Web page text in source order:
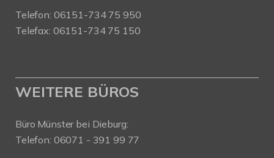
Telefon: 06151-734 75 950
Telefax: 06151-734 75 150
WEITERE BÜROS
Büro Münster bei Dieburg:
Telefon: 06071 - 391 99 77